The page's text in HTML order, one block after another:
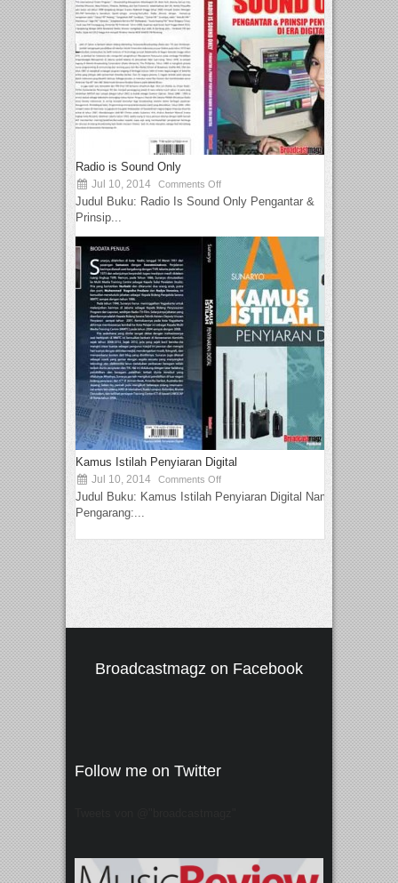
Radio is Sound Only
Jul 10, 2014 Comments Off
Judul Buku: Radio Is Sound Only Pengantar &
Prinsip...
Kamus Istilah Penyiaran Digital
Jul 10, 2014 Comments Off
Judul Buku: Kamus Istilah Penyiaran Digital Nama
Pengarang:...
Broadcastmagz on Facebook
Follow me on Twitter